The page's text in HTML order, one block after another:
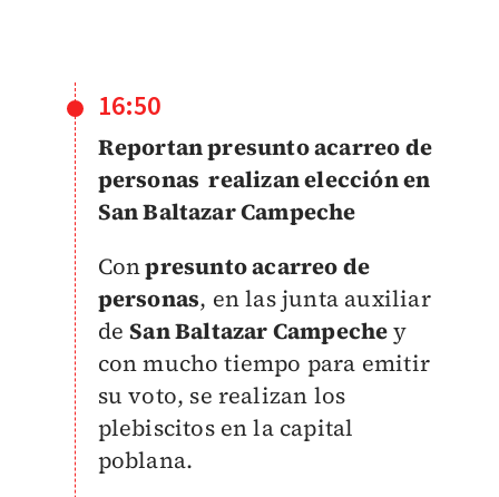
16:50
Reportan presunto acarreo de
personas realizan elección en
San Baltazar Campeche
Conpresunto acarreo de
personas, en las junta auxiliar
deSan Baltazar Campechey
con mucho tiempo para emitir
su voto, se realizan los
plebiscitos en la capital
poblana.